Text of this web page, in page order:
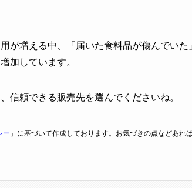
が増える中、「届いた食料品が傷んでい
加しています。
信頼できる販売先を選んでくださいね。
ー 」に基づいて作成しております。お気づきの点などあれ